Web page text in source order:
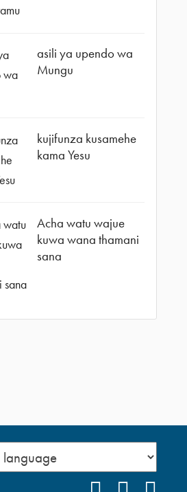
asili ya upendo wa
Mungu
kujifunza kusamehe
kama Yesu
Acha watu wajue
kuwa wana thamani
sana